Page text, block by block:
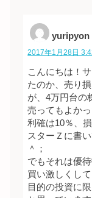
yuripyon
2017年1月28日
こんにちは！
たのか、売り
が、4万円台の
売ってもよか
利確は10％、
スターＺに書
＾；
でもそれは優
買い激しくし
目的の投資に